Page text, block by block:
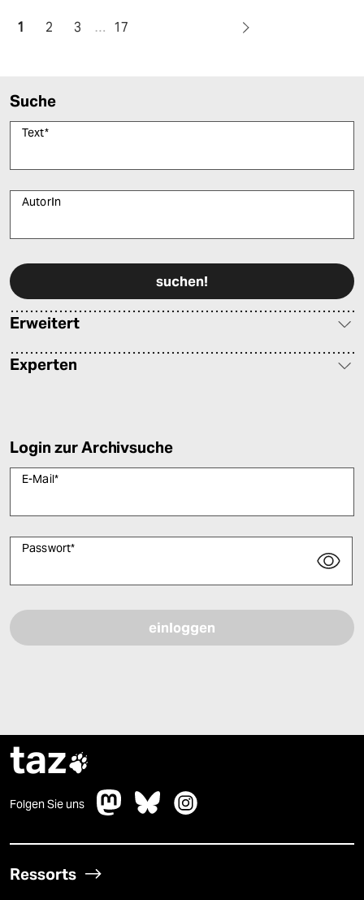
1 2 3 … 17
Suche
Text*
AutorIn
Erweitert
Experten
Login zur Archivsuche
E-Mail*
Passwort*
taz
Folgen Sie uns
Ressorts